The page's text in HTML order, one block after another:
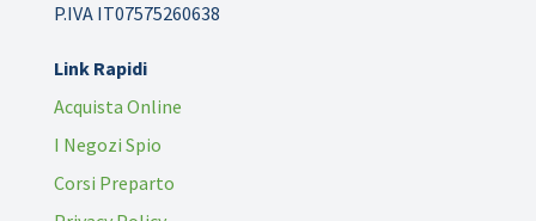
P.IVA IT07575260638
Link Rapidi
Acquista Online
I Negozi Spio
Corsi Preparto